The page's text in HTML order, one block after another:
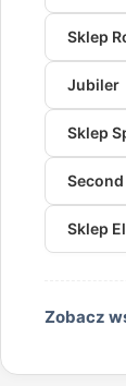
Sklep
Jubiler
Sklep
Second
Sklep
Zobacz